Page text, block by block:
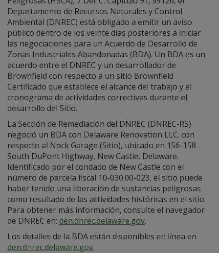
Departamento de Recursos Naturales y Control
Ambiental (DNREC) está obligado a emitir un aviso
público dentro de los veinte días posteriores a iniciar
las negociaciones para un Acuerdo de Desarrollo de
Zonas Industriales Abandonadas (BDA). Un BDA es un
acuerdo entre el DNREC y un desarrollador de
Brownfield con respecto a un sitio Brownfield
Certificado que establece el alcance del trabajo y el
cronograma de actividades correctivas durante el
desarrollo del Sitio.
La Sección de Remediación del DNREC (DNREC-RS)
negoció un BDA con Delaware Renovation LLC. con
respecto al Nock Garage (Sitio), ubicado en 156-158
South DuPont Highway, New Castle, Delaware.
Identificado por el condado de New Castle con el
número de parcela fiscal 10-030.00-023, el sitio puede
haber tenido una liberación de sustancias peligrosas
como resultado de las actividades históricas en el sitio.
Para obtener más información, consulte el navegador
de DNREC en: den.dnrec.delaware.gov.
Los detalles de la BDA están disponibles en línea en
den.dnrec.delaware.gov.